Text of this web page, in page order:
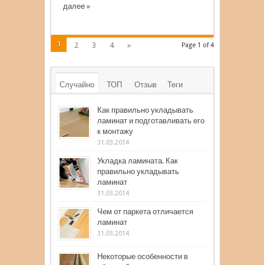
далее »
Page 1 of 4
1 2 3 4 »
Случайно ТОП Отзыв Теги
Как правильно укладывать
ламинат и подготавливать его
к монтажу
31.03.2014
Укладка ламината. Как
правильно укладывать
ламинат
31.03.2014
Чем от паркета отличается
ламинат
31.03.2014
Некоторые особенности в